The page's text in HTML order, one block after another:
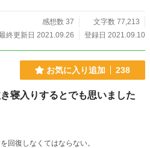
感想数 37
文字数 77,213
終更新日 2021.09.26
登録日 2021.09.10
お気に入り追加 238
寝入りするとでも思いました
回復しなくてはならない。